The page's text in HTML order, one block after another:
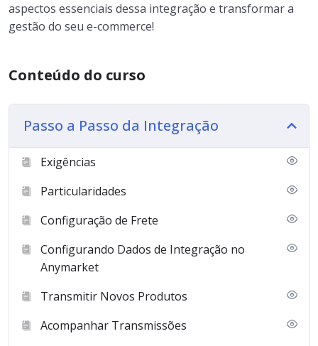
aspectos essenciais dessa integração e transformar a
gestão do seu e-commerce!
Conteúdo do curso
Passo a Passo da Integração
Exigências
Particularidades
Configuração de Frete
Configurando Dados de Integração no
Anymarket
Transmitir Novos Produtos
Acompanhar Transmissões